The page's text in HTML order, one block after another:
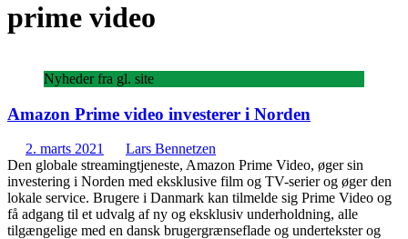
prime video
Nyheder fra gl. site
Amazon Prime video investerer i Norden
2. marts 2021
Lars Bennetzen
Den globale streamingtjeneste, Amazon Prime Video, øger sin
investering i Norden med eksklusive film og TV-serier og øger den
lokale service. Brugere i Danmark kan tilmelde sig Prime Video og
få adgang til et udvalg af ny og eksklusiv underholdning, alle
tilgængelige med en dansk brugergrænseflade og undertekster og